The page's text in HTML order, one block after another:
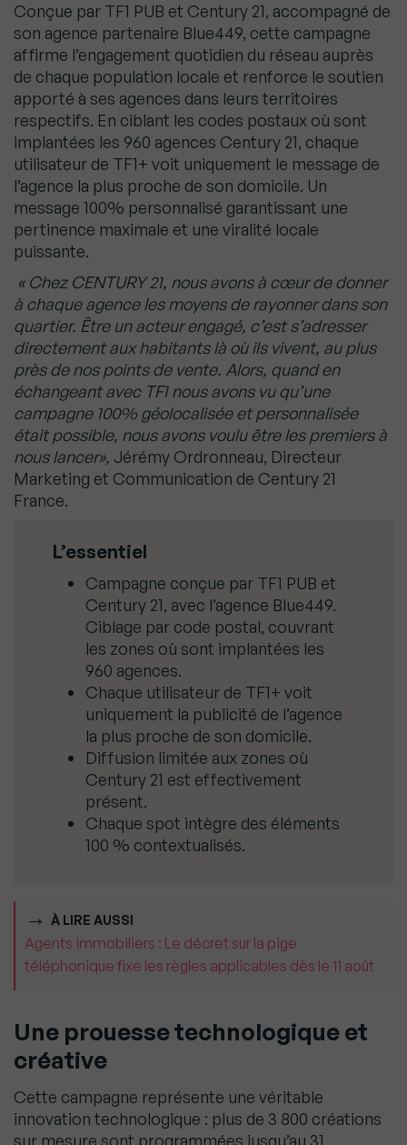
Conçue par TF1 PUB et Century 21, accompagné de
son agence partenaire Blue449, cette campagne
affirme l’engagement quotidien du réseau auprès
de chaque population locale et renforce le soutien
apporté à ses agences dans leurs territoires
respectifs. En ciblant les codes postaux où sont
implantées les 960 agences Century 21, chaque
utilisateur de TF1+ voit uniquement le message de
l’agence la plus proche de son domicile. Un
message 100% personnalisé garantissant une
pertinence maximale et une viralité locale
puissante.
« Chez CENTURY 21, nous avons à cœur de donner
à chaque agence les moyens de rayonner dans son
quartier. Être un acteur engagé, c’est s’adresser
directement aux habitants là où ils vivent, au plus
près de nos points de vente. Alors, quand en
échangeant avec TF1 nous avons vu qu’une
campagne 100% géolocalisée et personnalisée
était possible, nous avons voulu être les premiers à
nous lancer», Jérémy Ordronneau, Directeur
Marketing et Communication de Century 21
France.
L’essentiel
Campagne conçue par TF1 PUB et
Century 21, avec l’agence Blue449.
Ciblage par code postal, couvrant
les zones où sont implantées les
960 agences.
Chaque utilisateur de TF1+ voit
uniquement la publicité de l’agence
la plus proche de son domicile.
Diffusion limitée aux zones où
Century 21 est effectivement
présent.
Chaque spot intègre des éléments
100 % contextualisés.
À LIRE AUSSI
Agents immobiliers : Le décret sur la pige
téléphonique fixe les règles applicables dès le 11 août
Une prouesse technologique et
créative
Cette campagne représente une véritable
innovation technologique : plus de 3 800 créations
sur mesure sont programmées jusqu’au 31